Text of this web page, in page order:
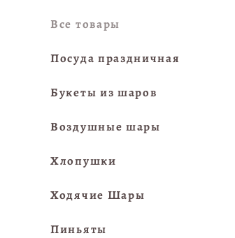
Все товары
Посуда праздничная
Букеты из шаров
Воздушные шары
Хлопушки
Ходячие Шары
Пиньяты